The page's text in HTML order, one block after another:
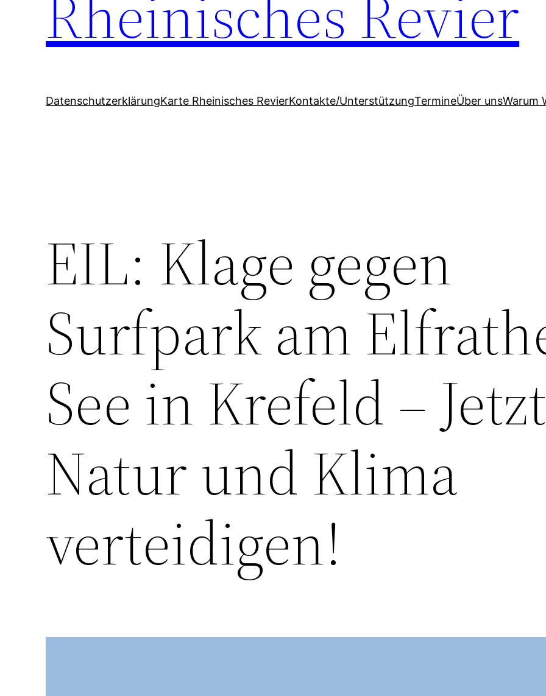
DatenschutzerklärungKarte Rheinisches RevierKontakte/UnterstützungTermineÜber unsWarum
EIL: Klage gegen
Surfpark am
See in Krefeld –
Natur und Klima
verteidigen!